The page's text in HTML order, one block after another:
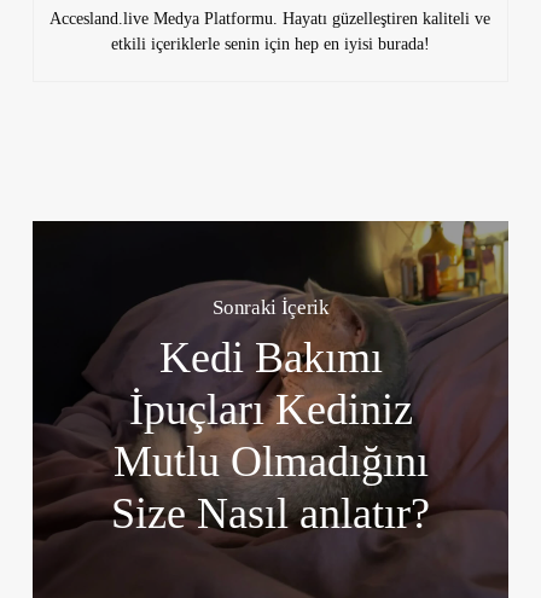
Accesland.live Medya Platformu. Hayatı güzelleştiren kaliteli ve
etkili içeriklerle senin için hep en iyisi burada!
Sonraki İçerik
Kedi Bakımı
İpuçları Kediniz
Mutlu Olmadığını
Size Nasıl anlatır?